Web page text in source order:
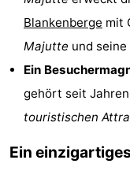
Forum
Blankenberge mit
Majutte und
Ein
gehört seit
touristischen
Ein